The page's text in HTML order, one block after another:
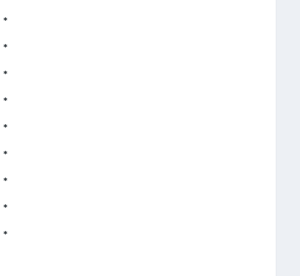
*
*
*
*
*
*
*
*
*